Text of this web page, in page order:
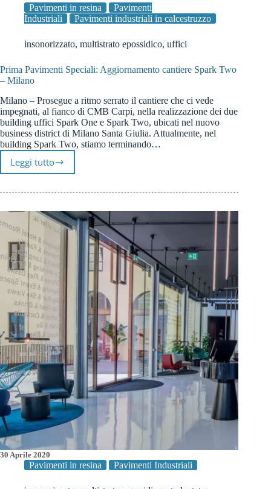
Pavimenti in resina
Pavimenti
Industriali
Pavimenti industriali in calcestruzzo
insonorizzato, multistrato epossidico, uffici
Prima Pavimenti Speciali: Aggiornamento cantiere Spark Two
– Milano
Milano – Prosegue a ritmo serrato il cantiere che ci vede
impegnati, al fianco di CMB Carpi, nella realizzazione dei due
building uffici Spark One e Spark Two, ubicati nel nuovo
business district di Milano Santa Giulia. Attualmente, nel
building Spark Two, stiamo terminando…
Leggi tutto
Prima
Speciali:
cantiere
Spark
Two
–
Milano
30 Aprile 2020
Pavimenti in resina Pavimenti Industriali